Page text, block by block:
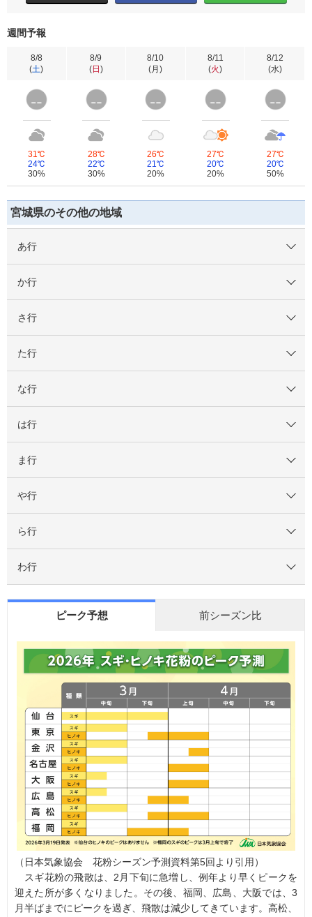
週間予報
8/8
(土)
31℃
24℃
30%
8/9
(日 )
28℃
22℃
30%
8/10
(月)
26℃
21℃
20%
8/11
(火)
27℃
20℃
20%
8/12
(水)
27℃
20℃
50%
宮城県のその他の地域
あ行
か行
さ行
た行
な行
は行
ま行
や行
ら行
わ行
ピーク予想 前シーズン比
（日本気象協会 花粉シーズン予測資料第5回より引用）
スギ花粉の飛散は、2月下旬に急増し、例年より早くピークを
迎えた所が多くなりました。その後、福岡、広島、大阪では、3
月半ばまでにピークを過ぎ、飛散は減少してきています。高松、